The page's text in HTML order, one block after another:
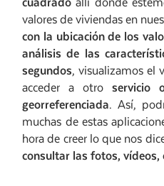
valores de viviendas en
con la ubicación de los
análisis de las
segundos, visualizamos el
acceder a otro servicio
georreferenciada. Así,
muchas de estas
hora de creer lo que nos
consultar las fotos, vídeos,